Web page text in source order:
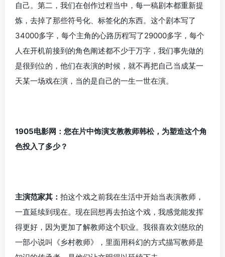
自己。第二，我们在创作过程当中，每一稿剧本都重新提
炼，去掉了那些符号化、标签化的东西。这个剧本写了
34000多字，每个主角的心路历程写了29000多字，每个
人在开机前接到的角色阐述都不少于万字，我们事先做的
是很到位的，他们在表演的时候，就不再把自己当成某一
天某一场戏在演，当的是自己的一生一世在演。
1905电影网：您在片中饰演支教教师韩松，为塑造这个角
色投入了多少？
主演范家其： 拍这个戏之前我在生活中开始当表演教师，
一直延续到现在。现在回想再去拍这个戏，我感觉能发挥
得更好，因为更加了解教师这个职业。我很喜欢刘慈欣的
一部小说叫《乡村教师》，里面用科幻的方式描写教师是